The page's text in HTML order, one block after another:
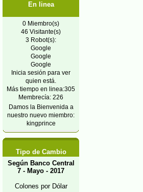
En linea
0 Miembro(s)
46 Visitante(s)
3 Robot(s):
Google
Google
Google
Inicia sesión para ver
quien está.
Más tiempo en linea:305
Membrecía: 226
Damos la Bienvenida a
nuestro nuevo miembro:
kingprince
Tipo de Cambio
Según Banco Central
7 - Mayo - 2017
Colones por Dólar